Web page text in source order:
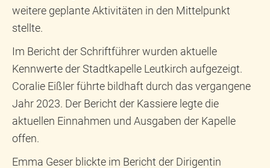
weitere geplante Aktivitäten in den Mittelpunkt
stellte.
Im Bericht der Schriftführer wurden aktuelle
Kennwerte der Stadtkapelle Leutkirch aufgezeigt.
Coralie Eißler führte bildhaft durch das vergangene
Jahr 2023. Der Bericht der Kassiere legte die
aktuellen Einnahmen und Ausgaben der Kapelle
offen.
Emma Geser blickte im Bericht der Dirigentin